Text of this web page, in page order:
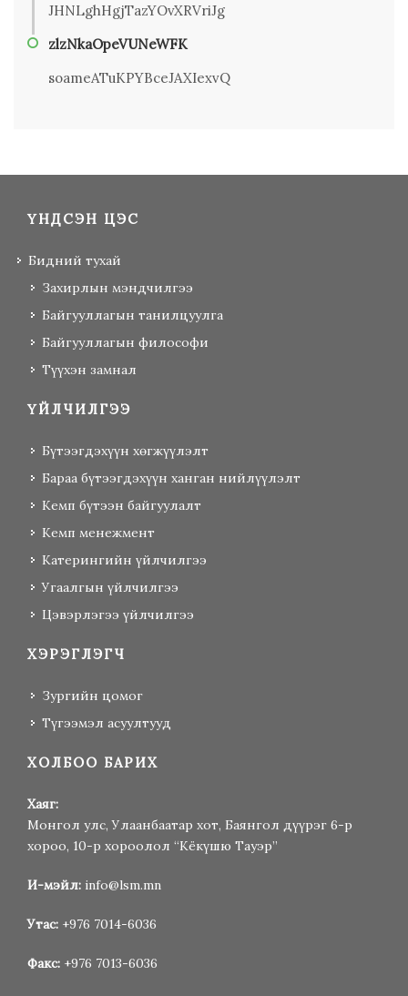
JHNLghHgjTazYOvXRVriJg
zlzNkaOpeVUNeWFK
soameATuKPYBceJAXIexvQ
ҮНДСЭН ЦЭС
Бидний тухай
Захирлын мэндчилгээ
Байгууллагын танилцуулга
Байгууллагын философи
Түүхэн замнал
ҮЙЛЧИЛГЭЭ
Бүтээгдэхүүн хөгжүүлэлт
Бараа бүтээгдэхүүн ханган нийлүүлэлт
Кемп бүтээн байгуулалт
Кемп менежмент
Катерингийн үйлчилгээ
Угаалгын үйлчилгээ
Цэвэрлэгээ үйлчилгээ
ХЭРЭГЛЭГЧ
Зургийн цомог
Түгээмэл асуултууд
ХОЛБОО БАРИХ
Хаяг:
Монгол улс, Улаанбаатар хот, Баянгол дүүрэг 6-р
хороо, 10-р хороолол “Кёкүшю Тауэр”
И-мэйл: info@lsm.mn
Утас: +976 7014-6036
Факс: +976 7013-6036